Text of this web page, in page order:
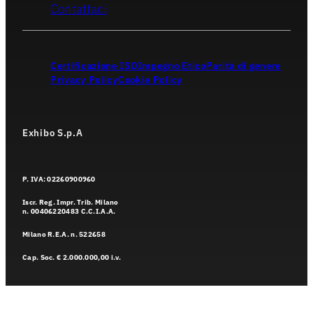
Contattaci
Exhibo S.p.A
Certificazione ISOImpegno EticoParità di genere
Privacy PolicyCookie Policy
P. IVA: 02260900960
Iscr. Reg. Impr. Trib. Milano
n. 00406220483 C.C.I.A.A.
Milano R.E.A. n. 522658
Cap. Soc. € 2.000.000,00 i.v.